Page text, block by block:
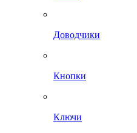
Доводчики
Кнопки
Ключи